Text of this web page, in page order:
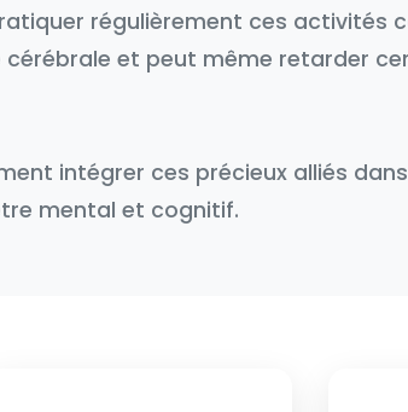
régulièrement ces activités
et peut même retarder
intégrer ces précieux alliés
mental et cognitif.